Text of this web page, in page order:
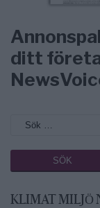
ditt
KLIMAT MILJÖ